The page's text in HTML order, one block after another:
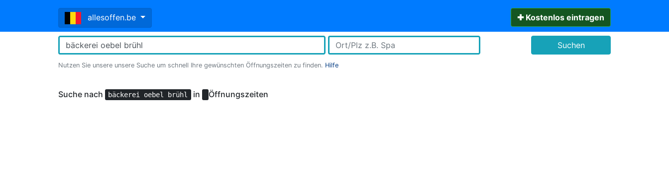
allesoffen.be ✚ Kostenlos eintragen
Nutzen Sie unsere unsere Suche um schnell Ihre gewünschten Öffnungszeiten zu finden. Hilfe
Suchen
Suche nach bäckerei oebel brühl in Öffnungszeiten